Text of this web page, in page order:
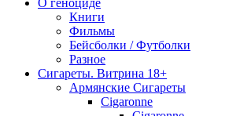
О геноциде
Книги
Фильмы
Бейсболки / Футболки
Разное
Сигареты. Витрина 18+
Армянские Сигареты
Cigaronne